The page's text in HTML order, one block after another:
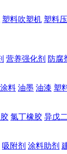
塑料吹塑机 塑料
营养强化剂 防腐
料 油墨 油漆 塑
氯丁橡胶 异戊
吸附剂 涂料助剂